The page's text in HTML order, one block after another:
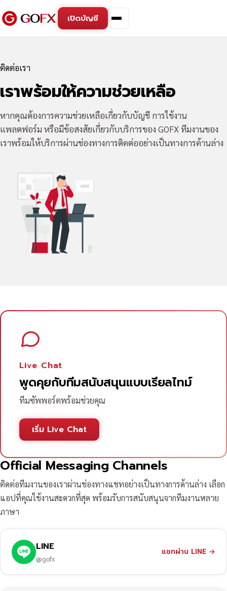
เปิดบัญชี
ติดต่อเรา
เราพร้อมให้ความช่วยเหลือ
หากคุณต้องการความช่วยเหลือเกี่ยวกับบัญชี การใช้งาน
แพลตฟอร์ม หรือมีข้อสงสัยเกี่ยวกับบริการของ GOFX ทีมงานของ
เราพร้อมให้บริการผ่านช่องทางการติดต่ออย่างเป็นทางการด้านล่าง
Live Chat
พูดคุยกับทีมสนับสนุนแบบเรียลไทม์
ทีมซัพพอร์ตพร้อมช่วยคุณ
เริ่ม Live Chat
Official Messaging Channels
ติดต่อทีมงานของเราผ่านช่องทางแชทอย่างเป็นทางการด้านล่าง เลือก
แอปที่คุณใช้งานสะดวกที่สุด พร้อมรับการสนับสนุนจากทีมงานหลาย
ภาษา
LINE
@gofx
แชทผ่าน LINE →